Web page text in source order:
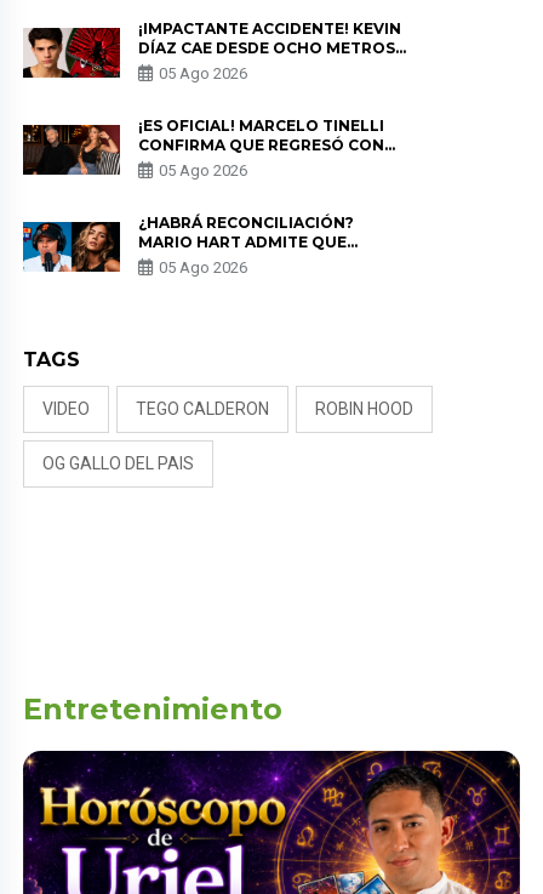
¡IMPACTANTE ACCIDENTE! KEVIN
DÍAZ CAE DESDE OCHO METROS
EN “ESTO ES GUERRA” Y GENERA
PREOCUPACIÓN
05 Ago 2026
¡ES OFICIAL! MARCELO TINELLI
CONFIRMA QUE REGRESÓ CON
MILETT FIGUEROA: “EL AMOR
PUDO MÁS”
05 Ago 2026
¿HABRÁ RECONCILIACIÓN?
MARIO HART ADMITE QUE
PODRÍA VOLVER CON KORINA
RIVADENEIRA: “NO LE CERRARÍA
05 Ago 2026
TAGS
VIDEO TEGO CALDERON ROBIN HOOD
OG GALLO DEL PAIS
Entretenimiento